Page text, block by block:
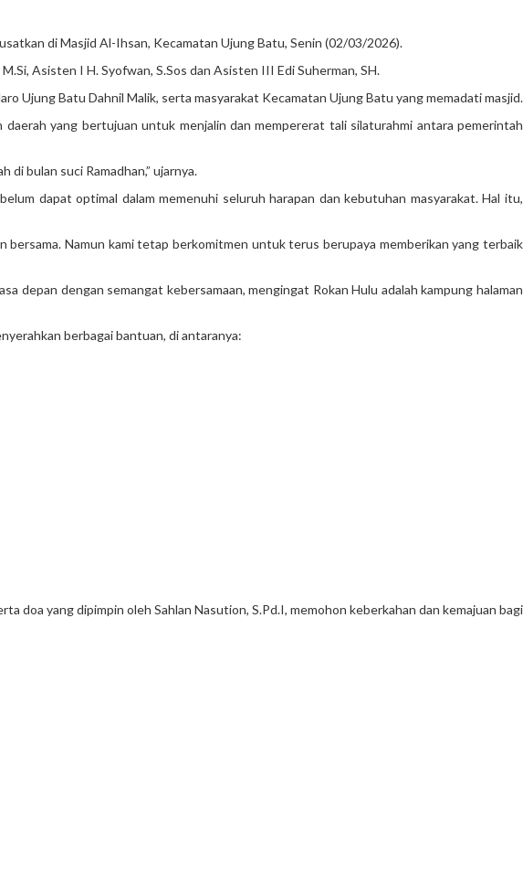
di Masjid Al-Ihsan, Kecamatan Ujung Batu, Senin (02/03/2026).
Asisten I H. Syofwan, S.Sos dan Asisten III Edi Suherman, SH.
Ujung Batu Dahnil Malik, serta masyarakat Kecamatan Ujung Batu yang memadati masjid.
yang bertujuan untuk menjalin dan mempererat tali silaturahmi antara pemerintah
bulan suci Ramadhan,” ujarnya.
dapat optimal dalam memenuhi seluruh harapan dan kebutuhan masyarakat. Hal itu,
bersama. Namun kami tetap berkomitmen untuk terus berupaya memberikan yang terbaik
depan dengan semangat kebersamaan, mengingat Rokan Hulu adalah kampung halaman
berbagai bantuan, di antaranya:
doa yang dipimpin oleh Sahlan Nasution, S.Pd.I, memohon keberkahan dan kemajuan bagi